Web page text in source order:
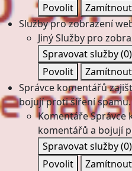
Povolit
Zamítnout
Služby pro zobrazení
JinýSlužby pro
Spravovat služby(0)
Povolit
Zamítnout
Správce komentářů
bojují proti šíření spamu.
KomentářeSprávce
komentářů a bojují
Spravovat služby(0)
Povolit
Zamítnout